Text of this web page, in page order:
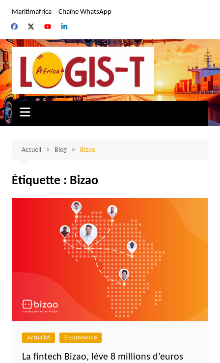
contenu
Maritimafrica Chaîne WhatsApp
Accueil Blog Bizao
Étiquette : Bizao
Actualité E-commerce
La fintech Bizao, lève 8 millions d’euros